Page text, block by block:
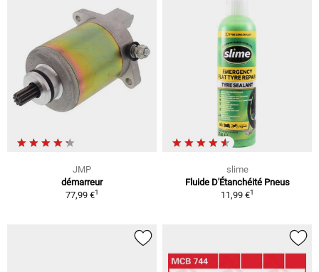
JMP
démarreur
77,99 €1
slime
Fluide D'Étanchéité Pneus
11,99 €1